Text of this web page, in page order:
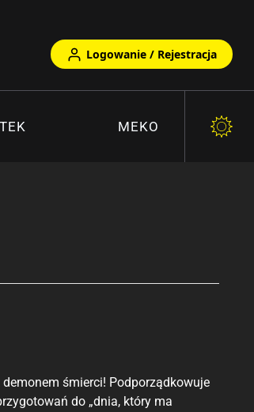
Logowanie / Rejestracja
MEKO
śmierci! Podporządkowuje
do „dnia, który ma